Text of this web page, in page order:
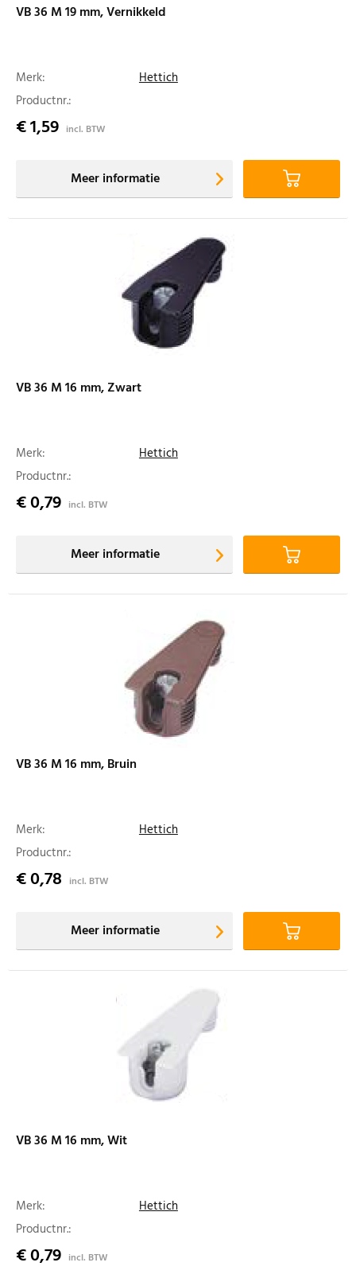
VB 36 M 19 mm, Vernikkeld
Merk:
Hettich
Productnr.:
€ 1,59 incl. BTW
Meer informatie
VB 36 M 16 mm, Zwart
Merk:
Hettich
Productnr.:
€ 0,79 incl. BTW
Meer informatie
VB 36 M 16 mm, Bruin
Merk:
Hettich
Productnr.:
€ 0,78 incl. BTW
Meer informatie
VB 36 M 16 mm, Wit
Merk:
Hettich
Productnr.:
€ 0,79 incl. BTW